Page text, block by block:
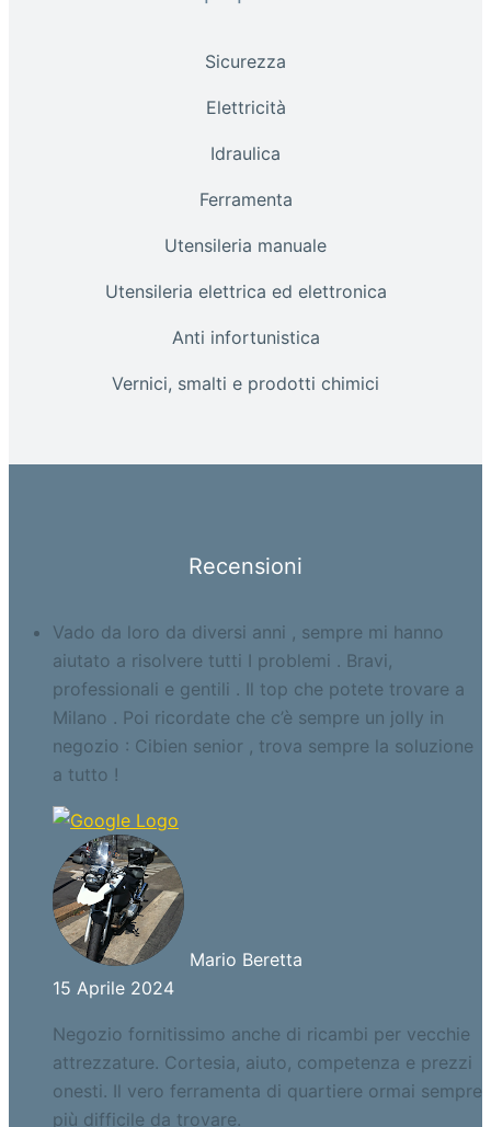
Sicurezza
Elettricità
Idraulica
Ferramenta
Utensileria manuale
Utensileria elettrica ed elettronica
Anti infortunistica
Vernici, smalti e prodotti chimici
Recensioni
Vado da loro da diversi anni , sempre mi hanno
aiutato a risolvere tutti I problemi . Bravi,
professionali e gentili . Il top che potete trovare a
Milano . Poi ricordate che c’è sempre un jolly in
negozio : Cibien senior , trova sempre la soluzione
a tutto !
Mario Beretta
15 Aprile 2024
Negozio fornitissimo anche di ricambi per vecchie
attrezzature. Cortesia, aiuto, competenza e prezzi
onesti. Il vero ferramenta di quartiere ormai sempre
più difficile da trovare.